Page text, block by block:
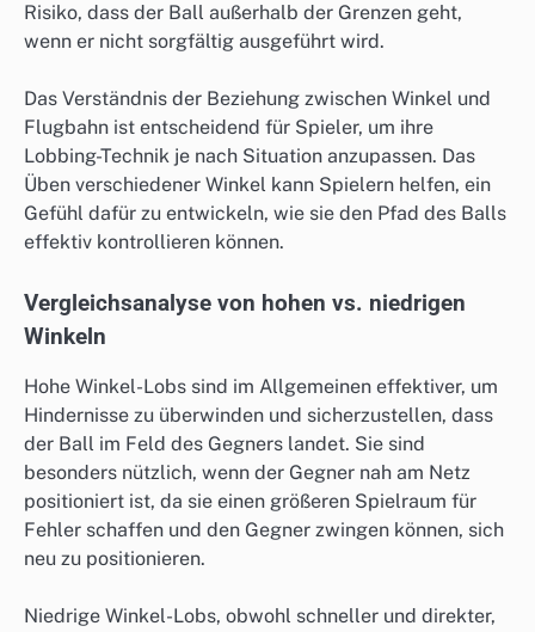
Risiko, dass der Ball außerhalb der Grenzen geht,
wenn er nicht sorgfältig ausgeführt wird.
Das Verständnis der Beziehung zwischen Winkel und
Flugbahn ist entscheidend für Spieler, um ihre
Lobbing-Technik je nach Situation anzupassen. Das
Üben verschiedener Winkel kann Spielern helfen, ein
Gefühl dafür zu entwickeln, wie sie den Pfad des Balls
effektiv kontrollieren können.
Vergleichsanalyse von hohen vs. niedrigen
Winkeln
Hohe Winkel-Lobs sind im Allgemeinen effektiver, um
Hindernisse zu überwinden und sicherzustellen, dass
der Ball im Feld des Gegners landet. Sie sind
besonders nützlich, wenn der Gegner nah am Netz
positioniert ist, da sie einen größeren Spielraum für
Fehler schaffen und den Gegner zwingen können, sich
neu zu positionieren.
Niedrige Winkel-Lobs, obwohl schneller und direkter,